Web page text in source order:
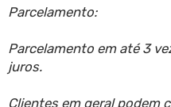
Parcelamento:
Parcelamento em até 3
juros.
Clientes em geral podem